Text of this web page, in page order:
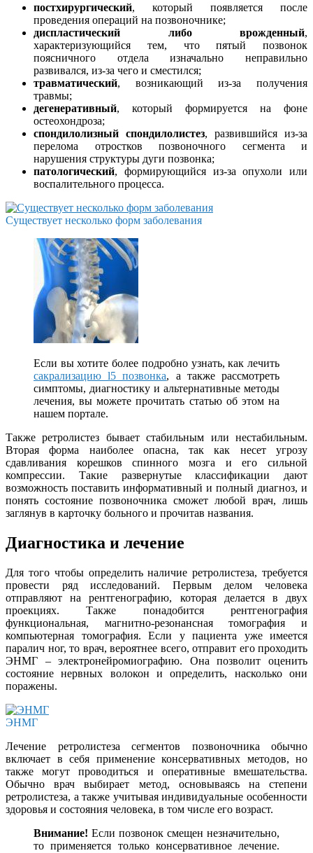
постхирургический, который появляется после
проведения операций на позвоночнике;
диспластический либо врожденный,
характеризующийся тем, что пятый позвонок
поясничного отдела изначально неправильно
развивался, из-за чего и сместился;
травматический, возникающий из-за получения
травмы;
дегенеративный, который формируется на фоне
остеохондроза;
спондилолизный спондилолистез, развившийся из-за
перелома отростков позвоночного сегмента и
нарушения структуры дуги позвонка;
патологический, формирующийся из-за опухоли или
воспалительного процесса.
Существует несколько форм заболевания
Если вы хотите более подробно узнать, как лечить
сакрализацию l5 позвонка, а также рассмотреть
симптомы, диагностику и альтернативные методы
лечения, вы можете прочитать статью об этом на
нашем портале.
Также ретролистез бывает стабильным или нестабильным.
Вторая форма наиболее опасна, так как несет угрозу
сдавливания корешков спинного мозга и его сильной
компрессии. Такие развернутые классификации дают
возможность поставить информативный и полный диагноз, и
понять состояние позвоночника сможет любой врач, лишь
заглянув в карточку больного и прочитав названия.
Диагностика и лечение
Для того чтобы определить наличие ретролистеза, требуется
провести ряд исследований. Первым делом человека
отправляют на рентгенографию, которая делается в двух
проекциях. Также понадобится рентгенография
функциональная, магнитно-резонансная томография и
компьютерная томография. Если у пациента уже имеется
паралич ног, то врач, вероятнее всего, отправит его проходить
ЭНМГ – электронейромиографию. Она позволит оценить
состояние нервных волокон и определить, насколько они
поражены.
ЭНМГ
Лечение ретролистеза сегментов позвоночника обычно
включает в себя применение консервативных методов, но
также могут проводиться и оперативные вмешательства.
Обычно врач выбирает метод, основываясь на степени
ретролистеза, а также учитывая индивидуальные особенности
здоровья и состояния человека, в том числе его возраст.
Внимание! Если позвонок смещен незначительно,
то применяется только консервативное лечение.